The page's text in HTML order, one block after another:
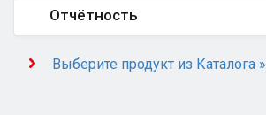
Отчётность
Выберите продукт из Каталога »